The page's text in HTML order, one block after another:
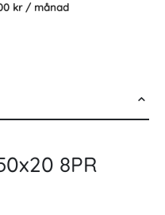
kr/ månad
8PR